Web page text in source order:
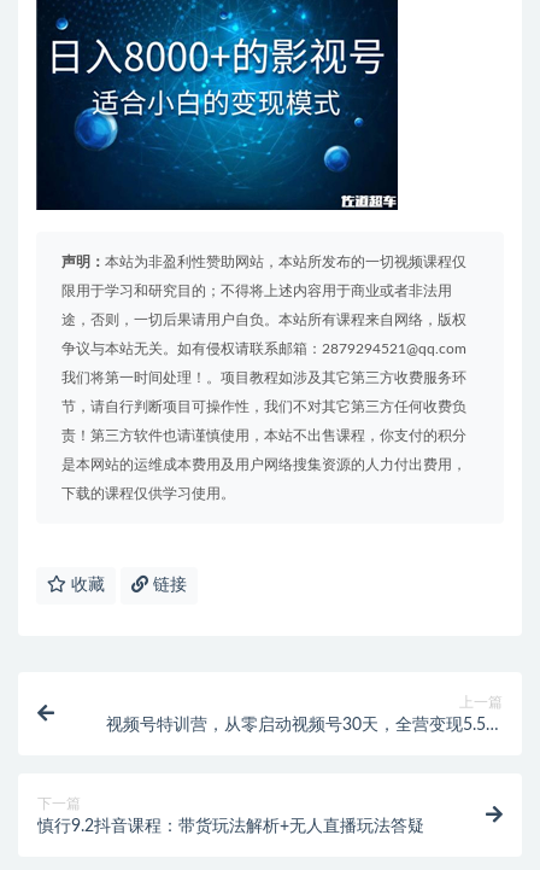
声明： 本站为非盈利性赞助网站，本站所发布的一切视频课程仅
限用于学习和研究目的；不得将上述内容用于商业或者非法用
途，否则，一切后果请用户自负。本站所有课程来自网络，版权
争议与本站无关。如有侵权请联系邮箱：2879294521@qq.com
我们将第一时间处理！。项目教程如涉及其它第三方收费服务环
节，请自行判断项目可操作性，我们不对其它第三方任何收费负
责！第三方软件也请谨慎使用，本站不出售课程，你支付的积分
是本网站的运维成本费用及用户网络搜集资源的人力付出费用，
下载的课程仅供学习使用。
收藏 链接
上一篇
视频号特训营，从零启动视频号30天，全营变现5.5万
下一篇
慎行9.2抖音课程：带货玩法解析+无人直播玩法答疑